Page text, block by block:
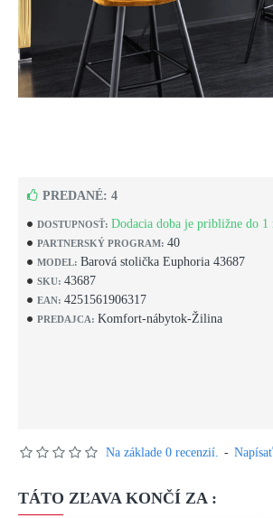
DOSTUPNOSŤ: Dodacia doba je približne do 1
PARTNERSKÝ PROGRAM: 40
MODEL: Barová stolička Euphoria 43687
SKU: 43687
EAN: 4251561906317
PREDAJCA: Komfort-nábytok-Žilina
PREDANÉ: 4
Na základe 0 recenzií. -
TÁTO ZĽAVA KONČÍ ZA :